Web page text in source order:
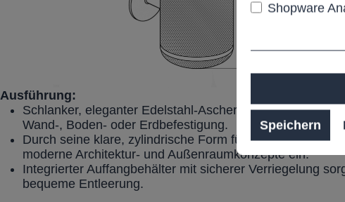
Ausführung:
Schlanker, eleganter Edelstahl-Ascher für den
Wand-, Boden- oder Erdbefestigung.
Durch seine klare, zylindrische Form fügt sich der
moderne Architektur- und Außenraumkonzepte ein.
Integrierter Auffangbehälter mit sicherer Verriegelung
bequeme Entleerung.
Shopware
Speichern